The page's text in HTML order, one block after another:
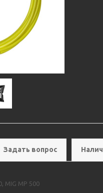
Задать вопрос
MIG MP 500